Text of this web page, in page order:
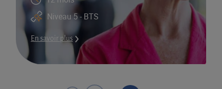
Niveau 5 - BTS
En savoir plus